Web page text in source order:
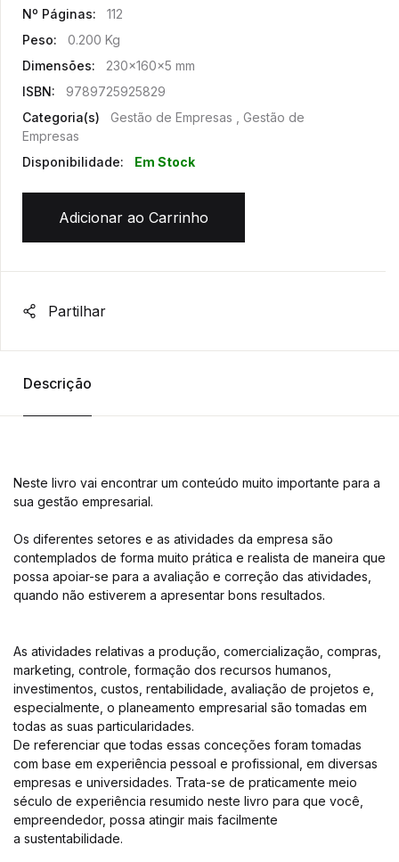
Nº Páginas:
112
Peso:
0.200 Kg
Dimensões:
230x160x5 mm
ISBN:
9789725925829
Categoria(s)
Gestão de Empresas , Gestão de
Empresas
Disponibilidade:
Em Stock
Adicionar ao Carrinho
Partilhar
Descrição
Neste livro vai encontrar um conteúdo muito importante para a
sua gestão empresarial.
Os diferentes setores e as atividades da empresa são
contemplados de forma muito prática e realista de maneira que
possa apoiar-se para a avaliação e correção das atividades,
quando não estiverem a apresentar bons resultados.
As atividades relativas a produção, comercialização, compras,
marketing, controle, formação dos recursos humanos,
investimentos, custos, rentabilidade, avaliação de projetos e,
especialmente, o planeamento empresarial são tomadas em
todas as suas particularidades.
De referenciar que todas essas conceções foram tomadas
com base em experiência pessoal e profissional, em diversas
empresas e universidades. Trata-se de praticamente meio
século de experiência resumido neste livro para que você,
empreendedor, possa atingir mais facilmente
a sustentabilidade.